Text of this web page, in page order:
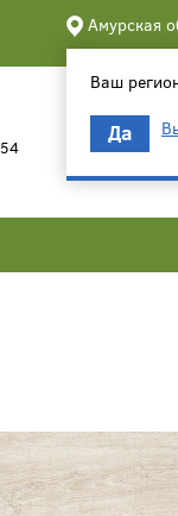
Амурская
Ваш
Да